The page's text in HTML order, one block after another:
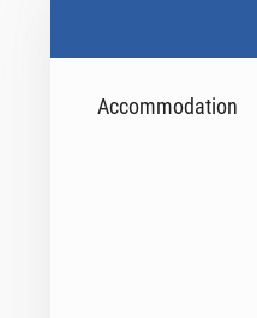
Accommodation